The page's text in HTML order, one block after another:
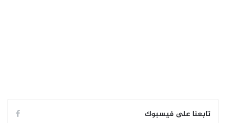
تابعنا على فيسبوك